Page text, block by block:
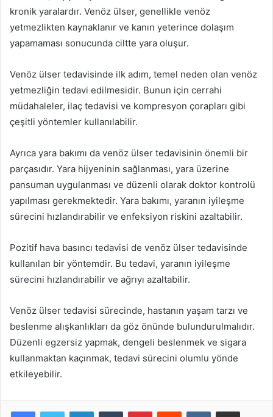
kronik yaralardır. Venöz ülser, genellikle venöz
yetmezlikten kaynaklanır ve kanın yeterince dolaşım
yapamaması sonucunda ciltte yara oluşur.
Venöz ülser tedavisinde ilk adım, temel neden olan venöz
yetmezliğin tedavi edilmesidir. Bunun için cerrahi
müdahaleler, ilaç tedavisi ve kompresyon çorapları gibi
çeşitli yöntemler kullanılabilir.
Ayrıca yara bakımı da venöz ülser tedavisinin önemli bir
parçasıdır. Yara hijyeninin sağlanması, yara üzerine
pansuman uygulanması ve düzenli olarak doktor kontrolü
yapılması gerekmektedir. Yara bakımı, yaranın iyileşme
sürecini hızlandırabilir ve enfeksiyon riskini azaltabilir.
Pozitif hava basıncı tedavisi de venöz ülser tedavisinde
kullanılan bir yöntemdir. Bu tedavi, yaranın iyileşme
sürecini hızlandırabilir ve ağrıyı azaltabilir.
Venöz ülser tedavisi sürecinde, hastanın yaşam tarzı ve
beslenme alışkanlıkları da göz önünde bulundurulmalıdır.
Düzenli egzersiz yapmak, dengeli beslenmek ve sigara
kullanmaktan kaçınmak, tedavi sürecini olumlu yönde
etkileyebilir.
LinkedInTumblr PinterestReddit VKontakteE-Posta ile paylaş